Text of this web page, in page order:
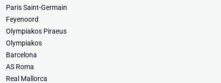
Paris Saint-Germain
Feyenoord
Olympiakos Piraeus
Olympiakos
Barcelona
AS Roma
Real Mallorca